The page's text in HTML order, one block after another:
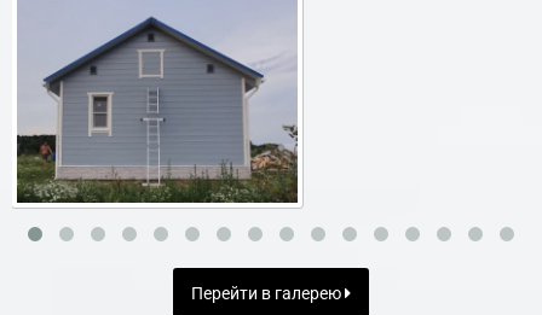
Перейти в галерею